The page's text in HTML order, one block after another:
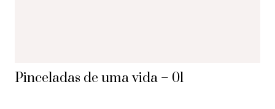
Pinceladas de uma vida – 01